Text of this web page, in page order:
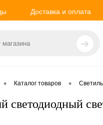
Доставка и оплата
• Каталог товаров •
светодиодный